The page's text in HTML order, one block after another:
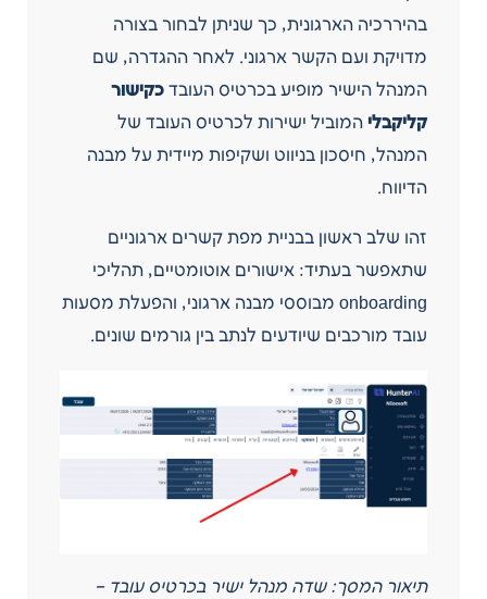
בהיררכיה הארגונית, כך שניתן לבחור בצורה
מדויקת ועם הקשר ארגוני. לאחר ההגדרה, שם
המנהל הישיר מופיע בכרטיס העובד כקישור
קליקבלי המוביל ישירות לכרטיס העובד של
המנהל, חיסכון בניווט ושקיפות מיידית על מבנה
הדיווח.
זהו שלב ראשון בבניית מפת קשרים ארגוניים
שתאפשר בעתיד: אישורים אוטומטיים, תהליכי
onboarding מבוססי מבנה ארגוני, והפעלת מסעות
עובד מורכבים שיודעים לנתב בין גורמים שונים.
תיאור המסך: שדה מנהל ישיר בכרטיס עובד –